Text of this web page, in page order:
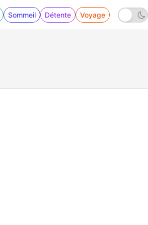
Sommeil Détente Voyage